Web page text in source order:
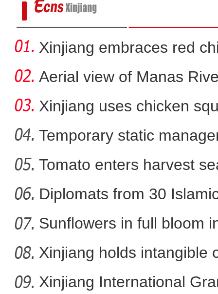
Xinjiang embraces red
Aerial view of Manas
Xinjiang uses chicken
Temporary static
parts
Tomato enters harvest
Diplomats from 30
Sunflowers in full bloom
Xinjiang holds intangible
Xinjiang International